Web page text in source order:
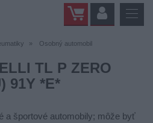
Osobný automobil
TL P ZERO
91Y *E*
a športové automobily; môže byť